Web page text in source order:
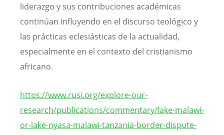
liderazgo y sus contribuciones académicas
continúan influyendo en el discurso teológico y
las prácticas eclesiásticas de la actualidad,
especialmente en el contexto del cristianismo
africano.
https://www.rusi.org/explore-our-
research/publications/commentary/lake-malawi-
or-lake-nyasa-malawi-tanzania-border-dispute-